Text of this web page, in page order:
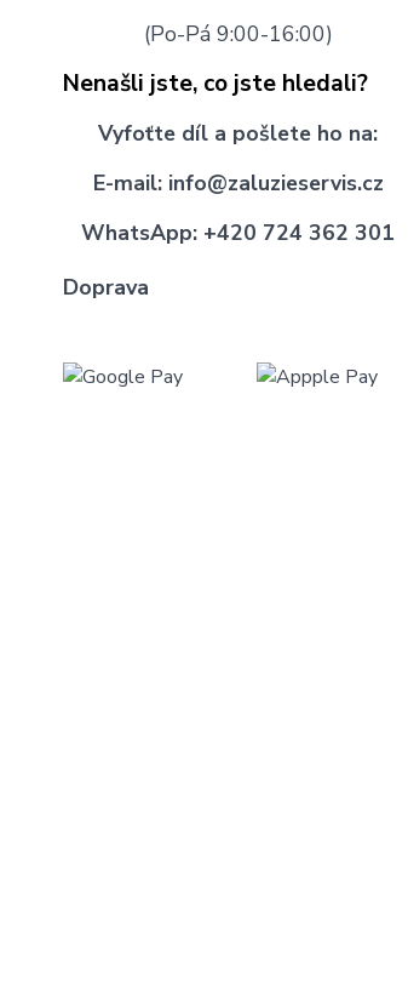
(Po-Pá 9:00-16:00)
Nenašli jste, co jste hledali?
Vyfoťte díl a pošlete ho na:
E-mail: info@zaluzieservis.cz
WhatsApp: +420 724 362 301
Doprava